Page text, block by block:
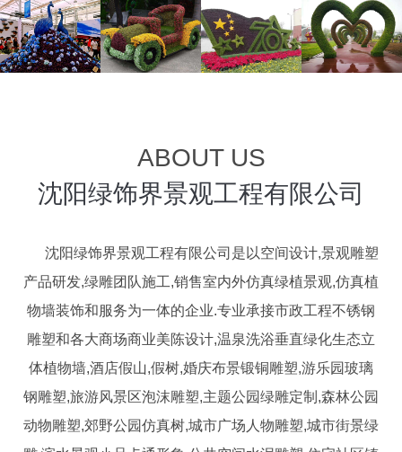
ABOUT US
沈阳绿饰界景观工程有限公司
沈阳绿饰界景观工程有限公司是以空间设计,景观雕塑
产品研发,绿雕团队施工,销售室内外仿真绿植景观,仿真植
物墙装饰和服务为一体的企业.专业承接市政工程不锈钢
雕塑和各大商场商业美陈设计,温泉洗浴垂直绿化生态立
体植物墙,酒店假山,假树,婚庆布景锻铜雕塑,游乐园玻璃
钢雕塑,旅游风景区泡沫雕塑,主题公园绿雕定制,森林公园
动物雕塑,郊野公园仿真树,城市广场人物雕塑,城市街景绿